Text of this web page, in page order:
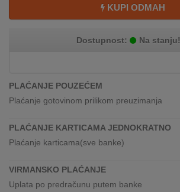
KATALOZI
KUPOVINA
IZ
ENERGETSKE
DIGITALIS
KUPI ODMAH
Dostupnost: Na stanju!
PLAĆANJE POUZEĆEM
Plaćanje gotovinom prilikom preuzimanja
PLAĆANJE KARTICAMA JEDNOKRATNO
Plaćanje karticama(sve banke)
VIRMANSKO PLAĆANJE
Uplata po predračunu putem banke